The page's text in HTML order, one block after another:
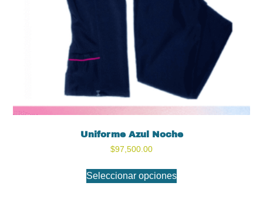
Uniforme Azul Noche
$97,500.00
Seleccionar opciones